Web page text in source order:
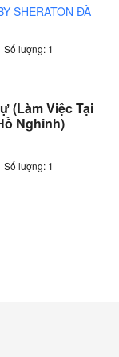
SHERATON ĐÀ
Số lượng: 1
(Làm Việc Tại
Nghinh)
Số lượng: 1